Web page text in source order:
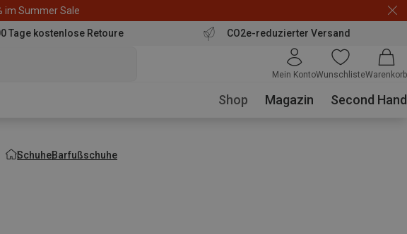
im Summer Sale
Tage kostenlose Retoure CO2e-reduzierter Versand
Mein KontoWunschlisteWarenkorb
Shop Magazin Second Hand
SchuheBarfußschuhe